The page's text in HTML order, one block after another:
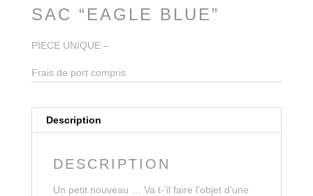
SAC “EAGLE BLUE”
PIECE UNIQUE –
Frais de port compris
Description
DESCRIPTION
Un petit nouveau … Va t-‘il faire l’objet d’une